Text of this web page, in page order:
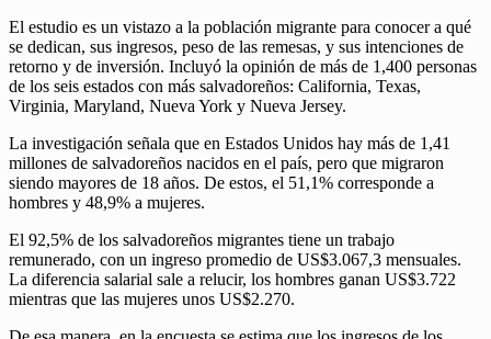
El estudio es un vistazo a la población migrante para conocer a qué
se dedican, sus ingresos, peso de las remesas, y sus intenciones de
retorno y de inversión. Incluyó la opinión de más de 1,400 personas
de los seis estados con más salvadoreños: California, Texas,
Virginia, Maryland, Nueva York y Nueva Jersey.
La investigación señala que en Estados Unidos hay más de 1,41
millones de salvadoreños nacidos en el país, pero que migraron
siendo mayores de 18 años. De estos, el 51,1% corresponde a
hombres y 48,9% a mujeres.
El 92,5% de los salvadoreños migrantes tiene un trabajo
remunerado, con un ingreso promedio de US$3.067,3 mensuales.
La diferencia salarial sale a relucir, los hombres ganan US$3.722
mientras que las mujeres unos US$2.270.